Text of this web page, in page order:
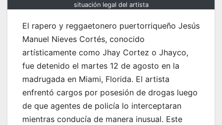
situación legal del artista
El rapero y reggaetonero puertorriqueño Jesús
Manuel Nieves Cortés, conocido
artísticamente como Jhay Cortez o Jhayco,
fue detenido el martes 12 de agosto en la
madrugada en Miami, Florida. El artista
enfrentó cargos por posesión de drogas luego
de que agentes de policía lo interceptaran
mientras conducía de manera inusual. Este